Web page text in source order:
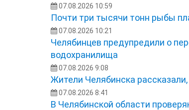
07.08.2026 10:59
Почти три тысячи тонн рыбы
07.08.2026 10:21
Челябинцев предупредили о
водохранилища
07.08.2026 9:08
Жители Челябинска
07.08.2026 8:41
В Челябинской области